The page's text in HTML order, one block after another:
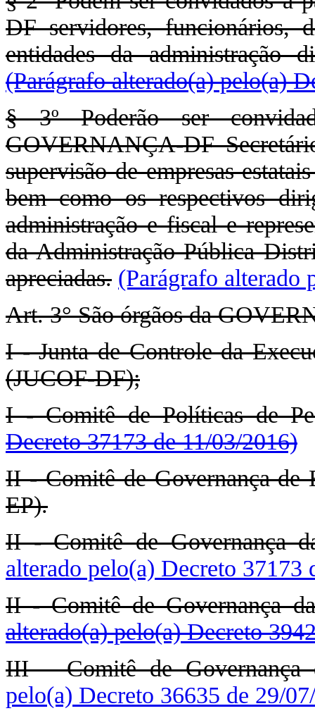
DF servidores, funcionários,
entidades da administração
(Parágrafo alterado(a) pelo(a)
§ 3º Poderão ser
GOVERNANÇA-DF
supervisão de empresas
bem como os respectivos
administração e fiscal e
da Administração Pública
apreciadas. (Parágrafo alterado
Art. 3° São órgãos da
I - Junta de Controle da
(JUCOF-DF);
I - Comitê de Políticas de
Decreto 37173 de 11/03/2016)
II - Comitê de Governança de
EP).
II - Comitê de Governança
alterado pelo(a) Decreto 37173
II - Comitê de Governança
alterado(a) pelo(a) Decreto
III – Comitê de Governança
pelo(a) Decreto 36635 de 29/